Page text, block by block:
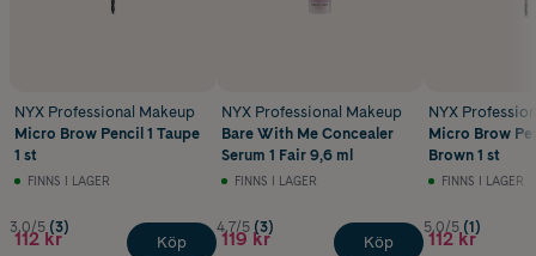
NYX Professional Makeup
Micro Brow Pencil 1 Taupe
1 st
FINNS I LAGER
3.0/5 (3)
112 kr Köp
NYX Professional Makeup
Bare With Me Concealer
Serum 1 Fair 9,6 ml
FINNS I LAGER
4.7/5 (3)
119 kr Köp
NYX
Micro Brow
Brown 1 st
FINNS I LAGER
5.0/5 (1)
112 kr